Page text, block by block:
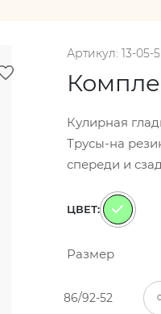
Артикул: 13-05-5.
Кулирная
Трусы-на
спереди и
ЦВЕТ:
Размер
86/92-52